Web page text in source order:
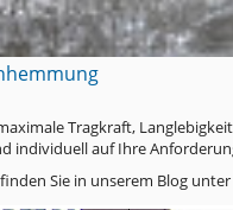
Tragkraft,
individuell auf Ihre
Sie in unserem Blog unter